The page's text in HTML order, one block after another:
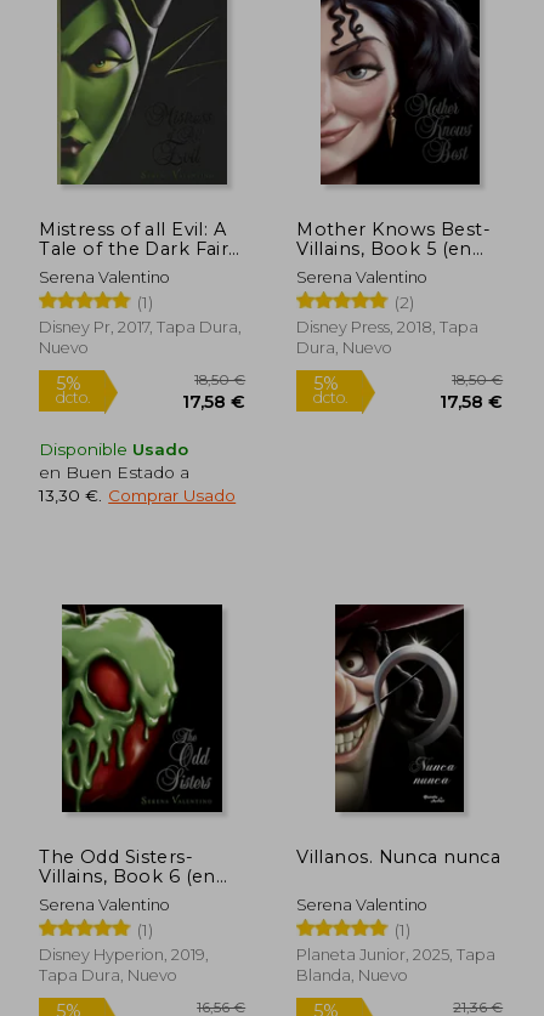
Mistress of all Evil: A
Tale of the Dark Fairy
(Villains, 4) (en Inglés)
Serena Valentino
(1)
Disney Pr, 2017, Tapa Dura,
Nuevo
Disponible Usado
en Buen Estado a
13,30 € Comprar Usado
Mother Knows Best-
Villains, Book 5 (en
Inglés)
Serena Valentino
(2)
Disney Press, 2018, Tapa
Dura, Nuevo
The Odd Sisters-
Villains, Book 6 (en
Inglés)
Serena Valentino
(1)
Disney Hyperion, 2019,
Tapa Dura, Nuevo
Villanos. Nunca nunca
Serena Valentino
(1)
Planeta Junior, 2025, Tapa
Blanda, Nuevo